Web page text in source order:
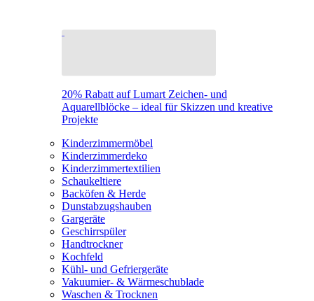
20% Rabatt auf Lumart Zeichen- und
Aquarellblöcke – ideal für Skizzen und kreative
Projekte
Kinderzimmermöbel
Kinderzimmerdeko
Kinderzimmertextilien
Schaukeltiere
Backöfen & Herde
Dunstabzugshauben
Gargeräte
Geschirrspüler
Handtrockner
Kochfeld
Kühl- und Gefriergeräte
Vakuumier- & Wärmeschublade
Waschen & Trocknen